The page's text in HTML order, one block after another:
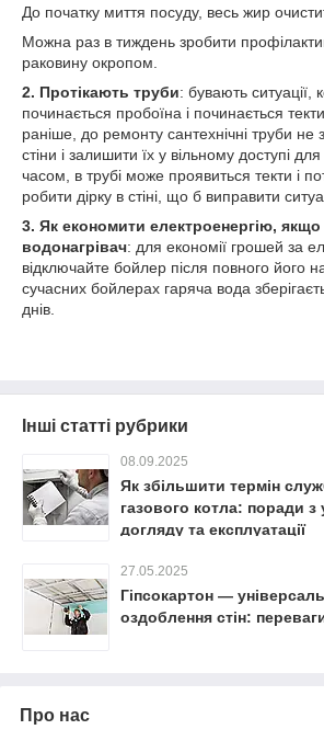
До початку миття посуду, весь жир
Можна раз в тиждень зробити
раковину окропом.
2. Протікають труби: бувають ситуації,
починається пробоїна і починається
раніше, до ремонту сантехнічні труби не
стіни і залишити їх у вільному доступі
часом, в трубі може проявиться текти і
робити дірку в стіні, що б виправити
3. Як економити електроенергію,
водонагрівач: для економії грошей за
відключайте бойлер після повного його
сучасних бойлерах гаряча вода
днів.
Інші статті рубрики
08.09.2025
Як збільшити термін
газового котла: поради з
догляду та експлуатації
27.05.2025
Гіпсокартон —
оздоблення стін:
Про нас